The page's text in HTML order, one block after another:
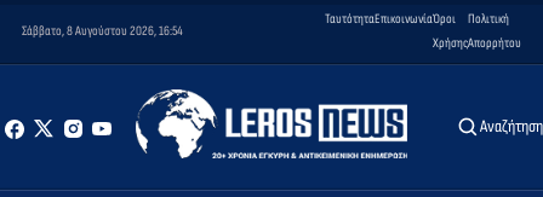
Σάββατο, 8 Αυγούστου 2026, 16:54
ΤαυτότηταΕπικοινωνίαΌροι
Χρήσης
Πολιτική
Απορρήτου
Αναζήτηση